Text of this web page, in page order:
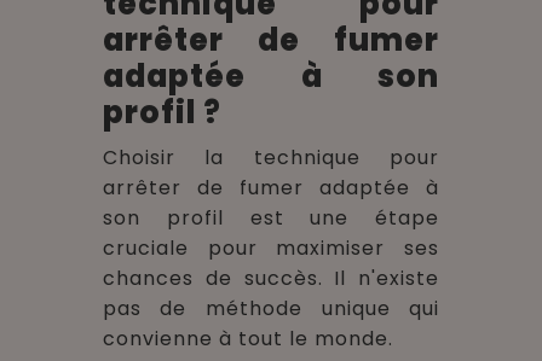
arrêter de fumer
adaptée à son
profil ?
Choisir la technique pour
arrêter de fumeradaptée à
son profil est une étape
cruciale pour maximiser ses
chances de succès. Il n'existe
pas de méthode unique qui
convienne à tout le monde.